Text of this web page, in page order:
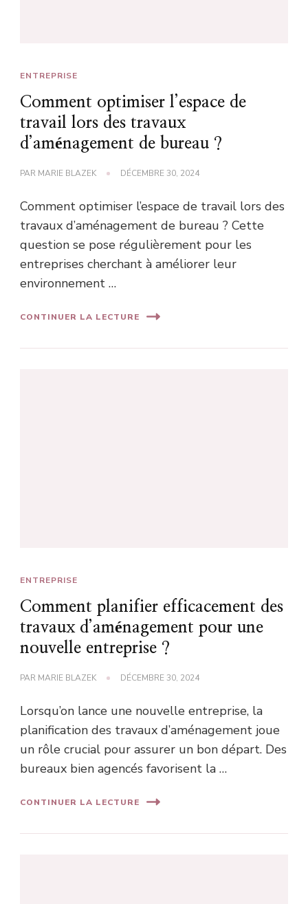
ENTREPRISE
Comment optimiser l’espace de
travail lors des travaux
d’aménagement de bureau ?
PAR MARIE BLAZEK DÉCEMBRE 30, 2024
Comment optimiser l’espace de travail lors des
travaux d’aménagement de bureau ? Cette
question se pose régulièrement pour les
entreprises cherchant à améliorer leur
environnement …
CONTINUER LA LECTURE
ENTREPRISE
Comment planifier efficacement des
travaux d’aménagement pour une
nouvelle entreprise ?
PAR MARIE BLAZEK DÉCEMBRE 30, 2024
Lorsqu’on lance une nouvelle entreprise, la
planification des travaux d’aménagement joue
un rôle crucial pour assurer un bon départ. Des
bureaux bien agencés favorisent la …
CONTINUER LA LECTURE